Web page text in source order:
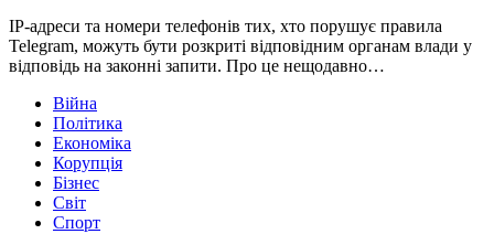
IP-адреси та номери телефонів тих, хто порушує правила
Telegram, можуть бути розкриті відповідним органам влади у
відповідь на законні запити. Про це нещодавно…
Війна
Політика
Економіка
Корупція
Бізнес
Світ
Спорт